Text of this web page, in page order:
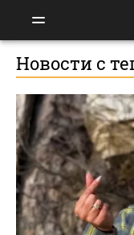
Новости с